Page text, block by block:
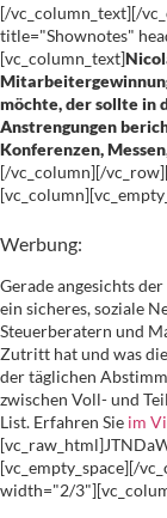
[/vc_column_text][/
title="Shownotes"
[vc_column_text]
möchte, der sollte in
Anstrengungen
Konferenzen,
[/vc_column][/
Werbung:
Gerade angesichts
ein sicheres, soziale
Steuerberatern und
Zutritt hat und was
der täglichen
zwischen Voll- und
List. Erfahren Sie im
[vc_empty_space][/
width="2/